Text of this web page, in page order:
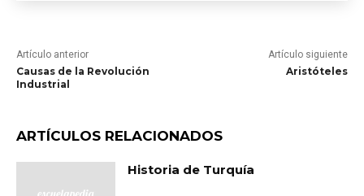
Artículo anterior
Causas de la Revolución
Industrial
Artículo siguiente
Aristóteles
ARTÍCULOS RELACIONADOS
Historia de Turquía